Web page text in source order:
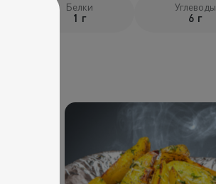
Белки
1 г
Углеводы
6 г